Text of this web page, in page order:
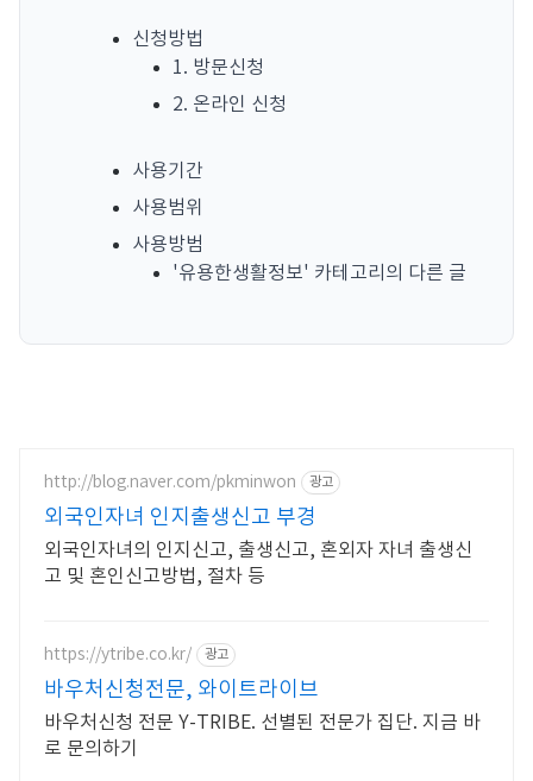
신청방법
1. 방문신청
2. 온라인 신청
사용기간
사용범위
사용방범
'유용한생활정보' 카테고리의 다른 글
http://blog.naver.com/pkminwon 광고
외국인자녀 인지출생신고 부경
외국인자녀의 인지신고, 출생신고, 혼외자 자녀 출생신
고 및 혼인신고방법, 절차 등
https://ytribe.co.kr/ 광고
바우처신청전문, 와이트라이브
바우처신청 전문 Y-TRIBE. 선별된 전문가 집단. 지금 바
로 문의하기